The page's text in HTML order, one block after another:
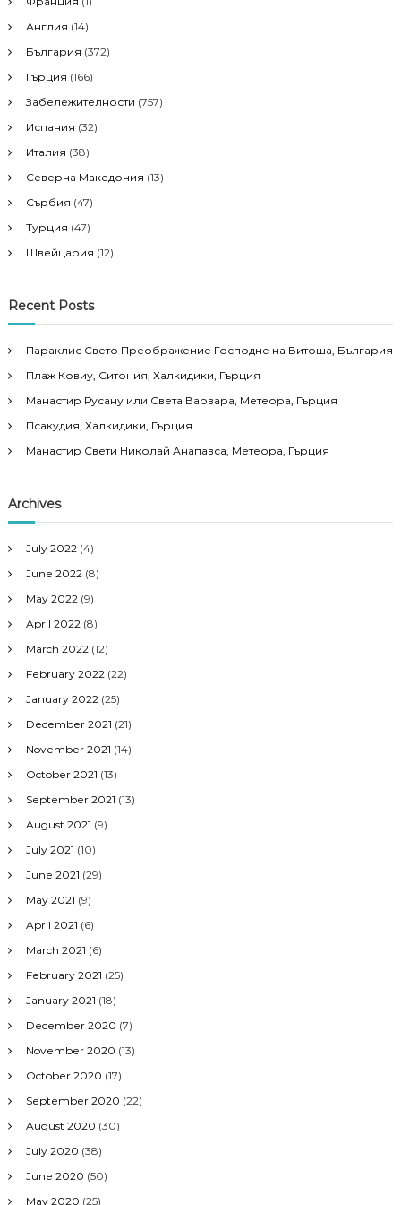
a
t
i
o
n
Англия (14)
България (372)
Гърция (166)
Забележителности (757)
Испания (32)
Италия (38)
Северна Македония (13)
Сърбия (47)
Турция (47)
Швейцария (12)
Recent Posts
Параклис Свето Преображение Господне на Витоша, България
Плаж Ковиу, Ситония, Халкидики, Гърция
Манастир Русану или Света Варвара, Метеора, Гърция
Псакудия, Халкидики, Гърция
Манастир Свети Николай Анапавса, Метеора, Гърция
Archives
July 2022(4)
June 2022(8)
May 2022(9)
April 2022(8)
March 2022(12)
February 2022(22)
January 2022(25)
December 2021 (21)
November 2021 (14)
October 2021 (13)
September 2021 (13)
August 2021 (9)
July 2021 (10)
June 2021 (29)
May 2021 (9)
April 2021 (6)
March 2021 (6)
February 2021 (25)
January 2021 (18)
December 2020 (7)
November 2020 (13)
October 2020 (17)
September 2020 (22)
August 2020 (30)
July 2020 (38)
June 2020 (50)
May 2020 (25)